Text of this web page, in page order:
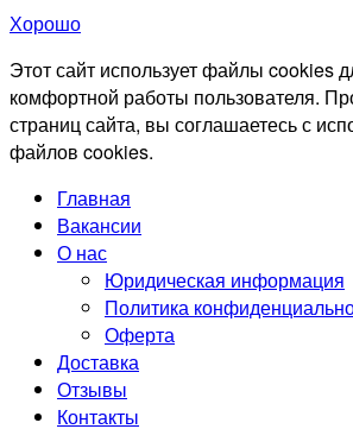
Хорошо
Этот сайт использует файлы cookies
комфортной работы пользователя.
страниц сайта, вы соглашаетесь с
файлов cookies.
Главная
Вакансии
О нас
Юридическая информация
Политика
Оферта
Доставка
Отзывы
Контакты